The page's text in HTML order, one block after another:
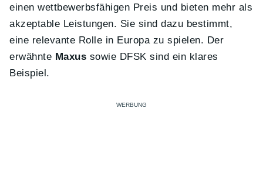
einen wettbewerbsfähigen Preis und bieten mehr als
akzeptable Leistungen. Sie sind dazu bestimmt,
eine relevante Rolle in Europa zu spielen. Der
erwähnte Maxus sowie DFSK sind ein klares
Beispiel.